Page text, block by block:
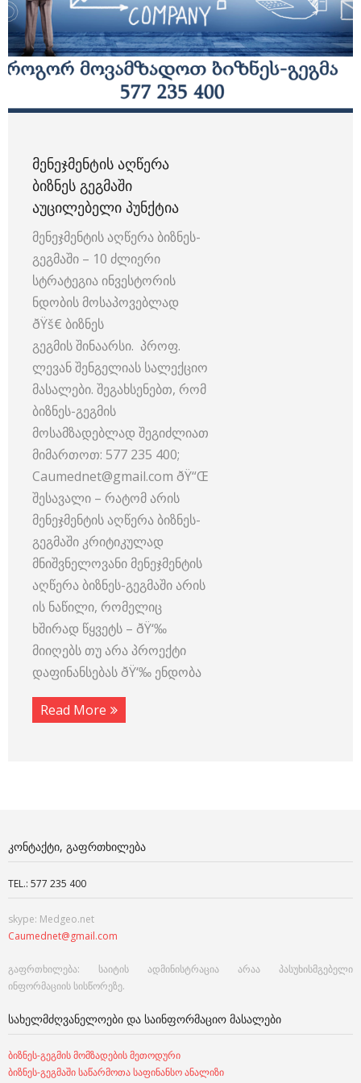
ᲛᲔᲜᲔᲯᲛᲔᲜᲢᲘᲡ ᲐᲦᲬᲔᲠᲐ
ᲑᲘᲖᲜᲔᲡ ᲒᲔᲒᲛᲐᲨᲘ
ᲐᲣᲪᲘᲚᲔᲑᲔᲚᲘ ᲞᲣᲜᲥᲢᲘᲐ
მენეჯმენტის აღწერა ბიზნეს-
გეგმაში – 10 ძლიერი
სტრატეგია ინვესტორის
ნდობის მოსაპოვებლად
ðŸš€ ბიზნეს
გეგმის შინაარსი. პროფ.
ლევან შენგელიას სალექციო
მასალები. შეგახსენებთ, რომ
ბიზნეს-გეგმის
მოსამზადებლად შეგიძლიათ
მიმართოთ: 577 235 400;
Caumednet@gmail.com ðŸ“Œ
შესავალი – რატომ არის
მენეჯმენტის აღწერა ბიზნეს-
გეგმაში კრიტიკულად
მნიშვნელოვანი მენეჯმენტის
აღწერა ბიზნეს-გეგმაში არის
ის ნაწილი, რომელიც
ხშირად წყვეტს – ðŸ‘‰
მიიღებს თუ არა პროექტი
დაფინანსებას ðŸ‘‰ ენდობა
Read More
ᲙᲝᲜᲢᲐᲥᲢᲘ, ᲒᲐᲤᲠᲗᲮᲘᲚᲔᲑᲐ
TEL.: 577 235 400
skype: Medgeo.net
Caumednet@gmail.com
გაფრთხილება: საიტის ადმინისტრაცია არაა პასუხისმგებელი
ინფორმაციის სისწორეზე.
ᲡᲐᲮᲔᲚᲛᲫᲦᲕᲐᲜᲔᲚᲝᲔᲑᲘ ᲓᲐ ᲡᲐᲘᲜᲤᲝᲠᲛᲐᲪᲘᲝ ᲛᲐᲡᲐᲚᲔᲑᲘ
ბიზნეს-გეგმის მომზადების მეთოდური
ბიზნეს-გეგმაში საწარმოთა საფინანსო ანალიზი